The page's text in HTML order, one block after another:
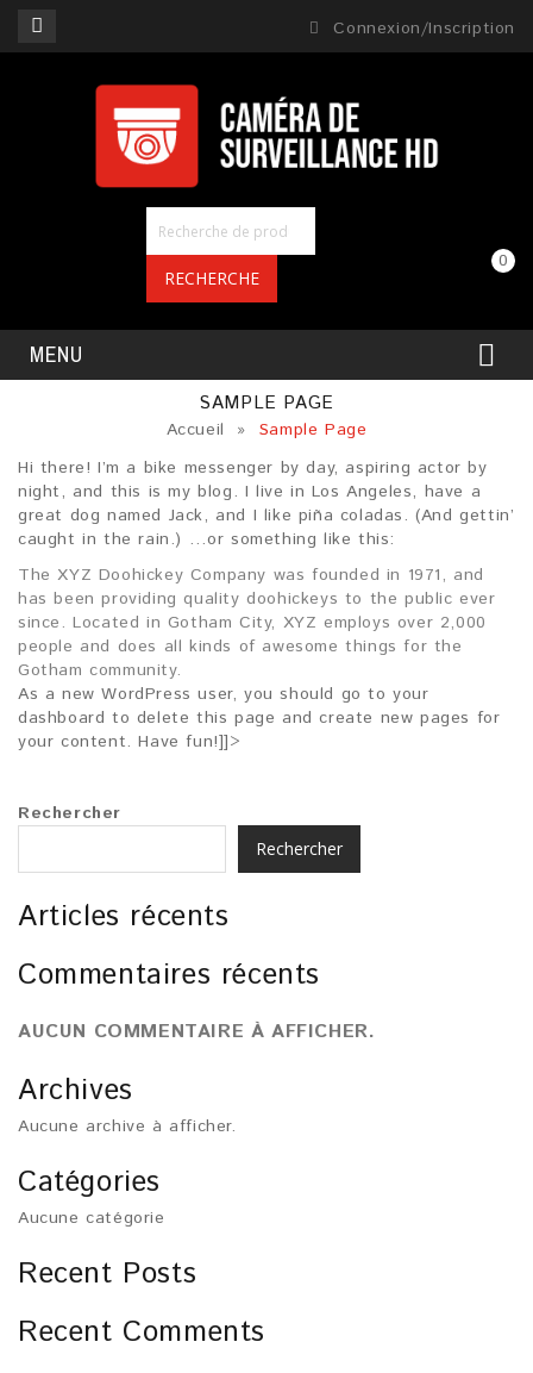
Connexion/Inscription
0
MENU
RECHERCHE
SAMPLE PAGE
Accueil » Sample Page
Hi there! I’m a bike messenger by day, aspiring actor by
night, and this is my blog. I live in Los Angeles, have a
great dog named Jack, and I like piña coladas. (And gettin’
caught in the rain.) …or something like this:
The XYZ Doohickey Company was founded in 1971, and
has been providing quality doohickeys to the public ever
since. Located in Gotham City, XYZ employs over 2,000
people and does all kinds of awesome things for the
Gotham community.
As a new WordPress user, you should go toyour
dashboard to delete this page and create new pages for
your content. Have fun!]]>
Rechercher
Rechercher
Articles récents
Commentaires récents
AUCUN COMMENTAIRE À AFFICHER.
Archives
Aucune archive à afficher.
Catégories
Aucune catégorie
Recent Posts
Recent Comments